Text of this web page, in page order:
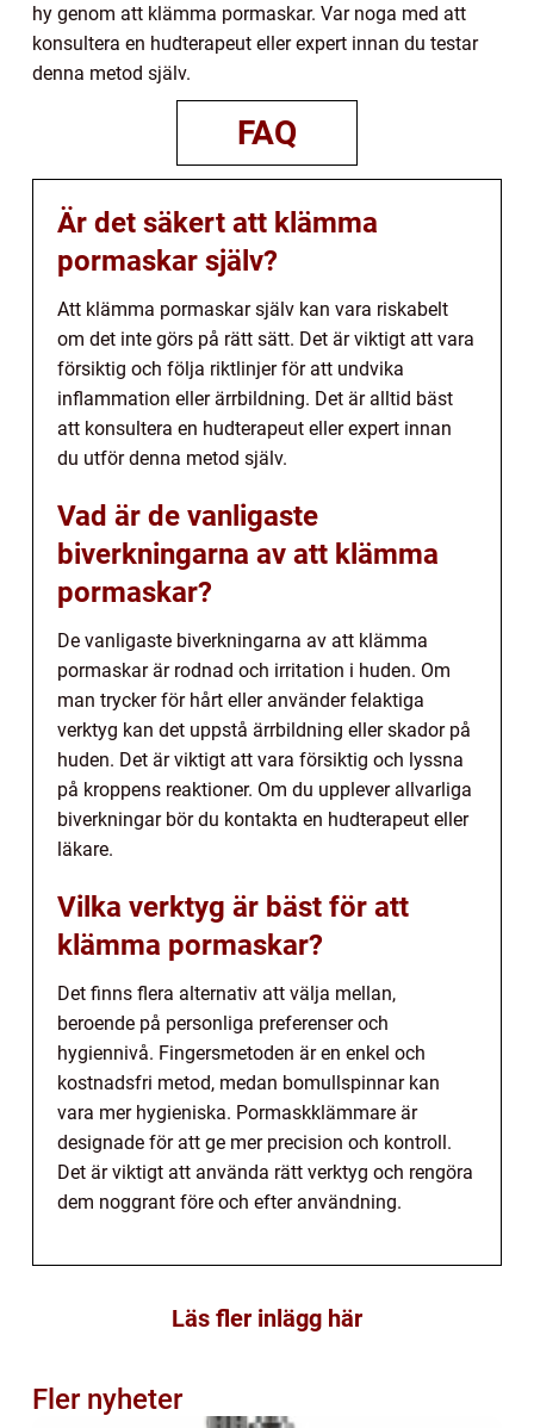
hy genom att klämma pormaskar. Var noga med att
konsultera en hudterapeut eller expert innan du testar
denna metod själv.
FAQ
Är det säkert att klämma
pormaskar själv?
Att klämma pormaskar själv kan vara riskabelt
om det inte görs på rätt sätt. Det är viktigt att vara
försiktig och följa riktlinjer för att undvika
inflammation eller ärrbildning. Det är alltid bäst
att konsultera en hudterapeut eller expert innan
du utför denna metod själv.
Vad är de vanligaste
biverkningarna av att klämma
pormaskar?
De vanligaste biverkningarna av att klämma
pormaskar är rodnad och irritation i huden. Om
man trycker för hårt eller använder felaktiga
verktyg kan det uppstå ärrbildning eller skador på
huden. Det är viktigt att vara försiktig och lyssna
på kroppens reaktioner. Om du upplever allvarliga
biverkningar bör du kontakta en hudterapeut eller
läkare.
Vilka verktyg är bäst för att
klämma pormaskar?
Det finns flera alternativ att välja mellan,
beroende på personliga preferenser och
hygiennivå. Fingersmetoden är en enkel och
kostnadsfri metod, medan bomullspinnar kan
vara mer hygieniska. Pormaskklämmare är
designade för att ge mer precision och kontroll.
Det är viktigt att använda rätt verktyg och rengöra
dem noggrant före och efter användning.
Läs fler inlägg här
Fler nyheter